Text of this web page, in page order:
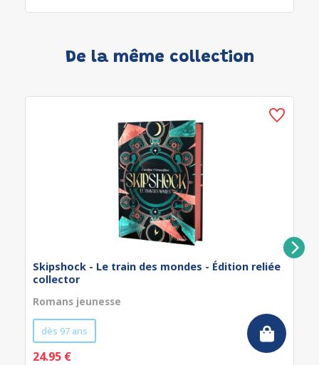
De la même collection
Skipshock - Le train des mondes - Édition reliée
collector
Romans jeunesse
dès 97 ans
24.95 €